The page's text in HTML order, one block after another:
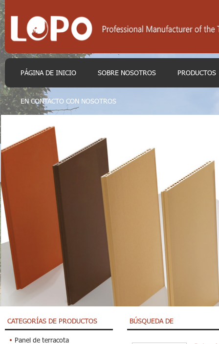
PÁGINA DE INICIO SOBRE NOSOTROS PRODUCTOS
EN CONTACTO CON NOSOTROS
CATEGORÍAS DE PRODUCTOS
Panel de terracota
BÚSQUEDA DE